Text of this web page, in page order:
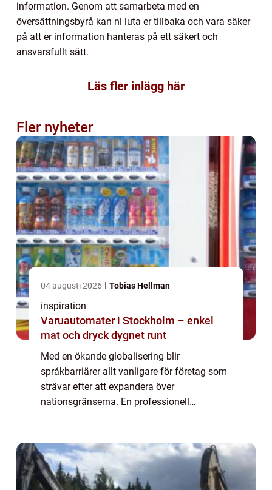
information. Genom att samarbeta med en
översättningsbyrå kan ni luta er tillbaka och vara säker
på att er information hanteras på ett säkert och
ansvarsfullt sätt.
Läs fler inlägg här
Fler nyheter
04 augusti 2026 Tobias Hellman
inspiration
Varuautomater i Stockholm – enkel
mat och dryck dygnet runt
Med en ökande globalisering blir
språkbarriärer allt vanligare för företag som
strävar efter att expandera över
nationsgränserna. En professionell
era budskap når ku...